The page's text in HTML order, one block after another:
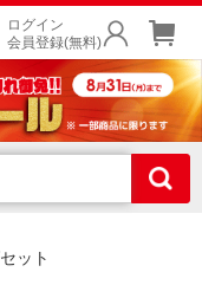
ログイン
会員登録(無料)
ット